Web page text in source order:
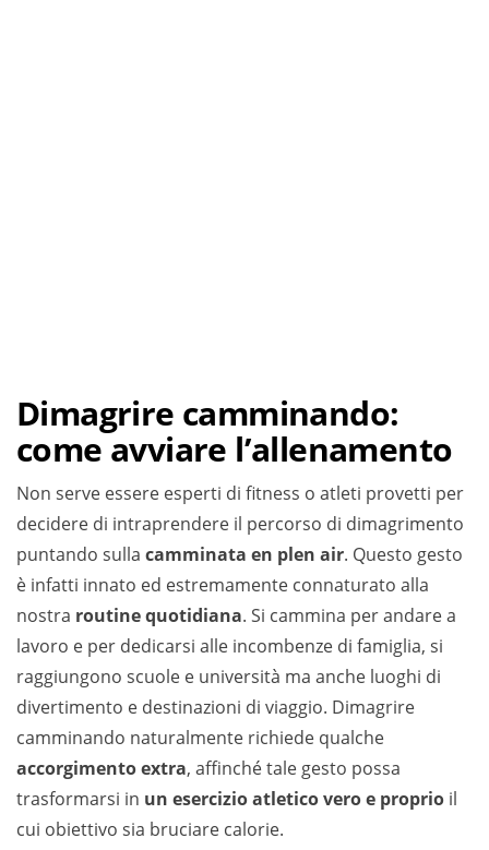
Dimagrire camminando:
come avviare l’allenamento
Non serve essere esperti di fitness o atleti provetti per
decidere di intraprendere il percorso di dimagrimento
puntando sulla camminata en plen air. Questo gesto
è infatti innato ed estremamente connaturato alla
nostra routine quotidiana. Si cammina per andare a
lavoro e per dedicarsi alle incombenze di famiglia, si
raggiungono scuole e università ma anche luoghi di
divertimento e destinazioni di viaggio. Dimagrire
camminando naturalmente richiede qualche
accorgimento extra, affinché tale gesto possa
trasformarsi in un esercizio atletico vero e proprio il
cui obiettivo sia bruciare calorie.